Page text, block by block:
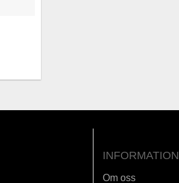
INFORMATION
Om oss